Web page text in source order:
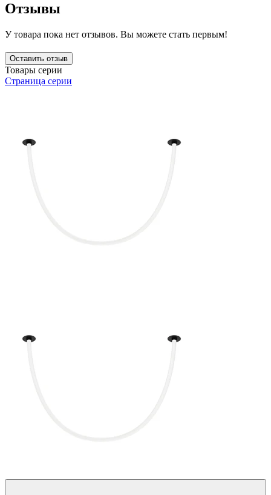
Отзывы
У товара пока нет отзывов. Вы можете стать первым!
Оставить отзыв
Товары серии
Страница серии